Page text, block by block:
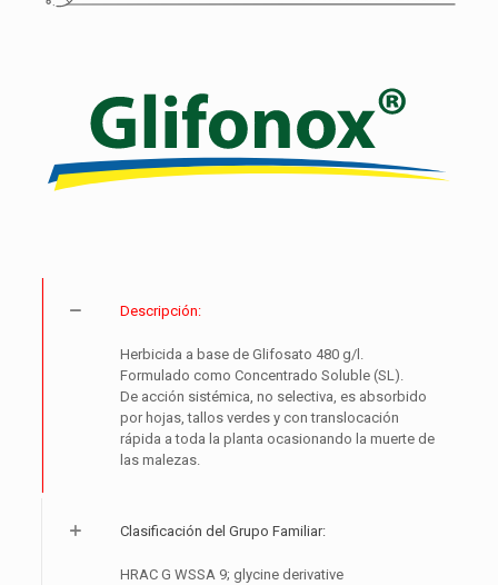
Descripción:
Herbicida a base de Glifosato 480 g/l.
Formulado como Concentrado Soluble (SL).
De acción sistémica, no selectiva, es absorbido
por hojas, tallos verdes y con translocación
rápida a toda la planta ocasionando la muerte de
las malezas.
Clasificación del Grupo Familiar:
HRAC G WSSA 9; glycine derivative